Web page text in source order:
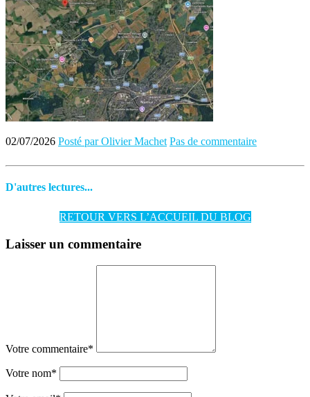
02/07/2026 Posté par Olivier Machet Pas de commentaire
D'autres lectures...
RETOUR VERS L’ACCUEIL DU BLOG
Laisser un commentaire
Votre commentaire*
Votre nom*